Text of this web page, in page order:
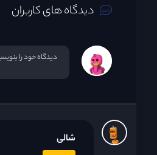
دیدگاه های کاربران
شالی